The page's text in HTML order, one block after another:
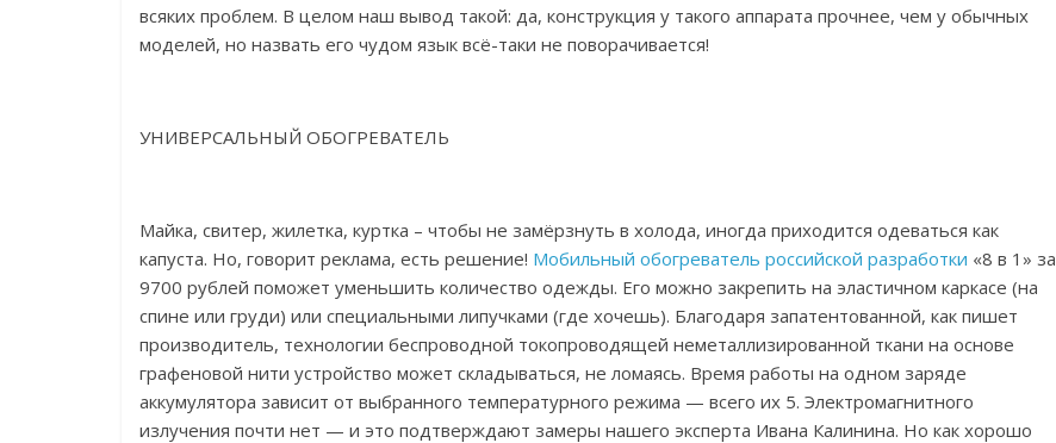
всяких проблем. В целом наш вывод такой: да, конструкция у такого аппарата прочнее, чем у обычных
моделей, но назвать его чудом язык всё-таки не поворачивается!
УНИВЕРСАЛЬНЫЙ ОБОГРЕВАТЕЛЬ
Майка, свитер, жилетка, куртка – чтобы не замёрзнуть в холода, иногда приходится одеваться как
капуста. Но, говорит реклама, есть решение! Мобильный обогреватель российской разработки «8 в 1» за
9700 рублей поможет уменьшить количество одежды. Его можно закрепить на эластичном каркасе (на
спине или груди) или специальными липучками (где хочешь). Благодаря запатентованной, как пишет
производитель, технологии беспроводной токопроводящей неметаллизированной ткани на основе
графеновой нити устройство может складываться, не ломаясь. Время работы на одном заряде
аккумулятора зависит от выбранного температурного режима — всего их 5. Электромагнитного
излучения почти нет — и это подтверждают замеры нашего эксперта Ивана Калинина. Но как хорошо